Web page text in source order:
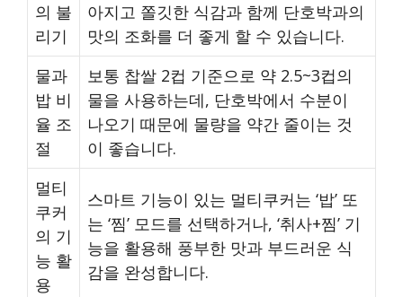
의 불
리기
아지고 쫄깃한 식감과 함께 단호박과의
맛의 조화를 더 좋게 할 수 있습니다.
물과
밥 비
율 조
절
보통 찹쌀 2컵 기준으로 약 2.5~3컵의
물을 사용하는데, 단호박에서 수분이
나오기 때문에 물량을 약간 줄이는 것
이 좋습니다.
멀티
쿠커
의 기
능 활
용
스마트 기능이 있는 멀티쿠커는 ‘밥’ 또
는 ‘찜’ 모드를 선택하거나, ‘취사+찜’ 기
능을 활용해 풍부한 맛과 부드러운 식
감을 완성합니다.